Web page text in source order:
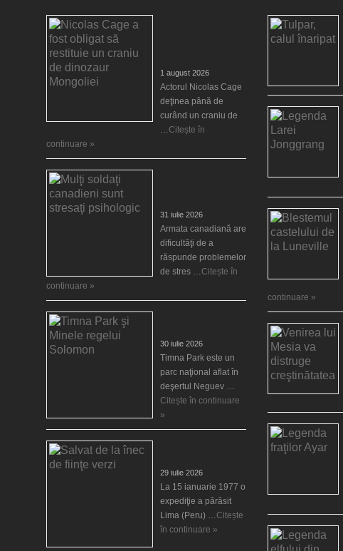
1 august 2026
Actorul Nicolas Cage
deţinea până de
curând un craniu de
…Citește în
continuare »
31 iulie 2026
Armata canadiană are
dificultăţi de a
răspunde problemelor
de stres …Citește în
continuare »
30 iulie 2026
Timna Park este un
parc naţional aflat în
deşertul Neguev …
Citește în continuare
»
29 iulie 2026
La 15 ianuarie 1977 o
expediţie a părăsit
Lima (Peru) …Citește
în continuare »
continuare »